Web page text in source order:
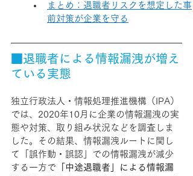
まとめ：退職者リスクを想定した事
前対策が企業を守る
■退職者による情報漏洩が増え
ている実態
独立行政法人・情報処理推進機構（IPA）
では、2020年10月に企業の情報漏洩の実
態や対策、取り組み状況などを調査しま
した。その結果、情報漏洩ルートに関し
て「誤作動・誤認」での情報漏洩が減少
する一方で 「中途退職者」による情報漏